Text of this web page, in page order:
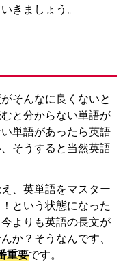
きましょう。
そんなに良くないと
と分からない単語が
単語があったら英語
そうすると当然英語
、英単語をマスター
という状態になった
よりも英語の長文が
か？そうなんです、
重要です。